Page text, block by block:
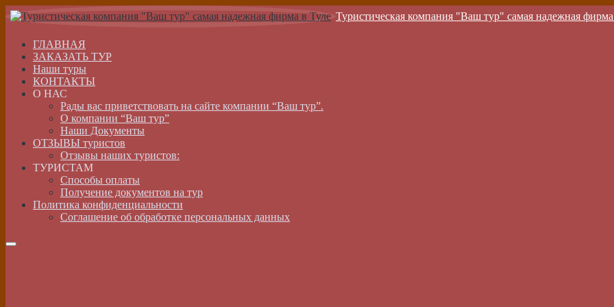
Туристическая компания "Ваш тур" самая надежная
ГЛАВНАЯ
ЗАКАЗАТЬ ТУР
Наши туры
КОНТАКТЫ
О НАС
Рады вас приветствовать на сайте компании “Ваш тур”.
О компании “Ваш тур”
Наши Документы
ОТЗЫВЫ туристов
Отзывы наших туристов:
ТУРИСТАМ
Способы оплаты
Получение документов на тур
Политика конфиденциальности
Соглашение об обработке персональных данных